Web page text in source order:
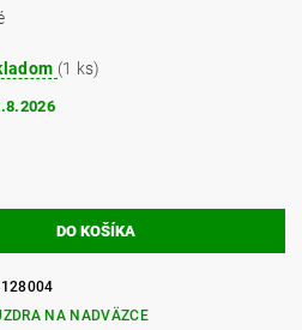
(1 ks)
NA NADVÄZCE